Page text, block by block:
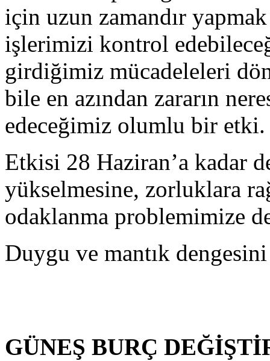
için uzun zamandır
işlerimizi kontrol
girdiğimiz mücadeleleri
bile en azından zararın
edeceğimiz olumlu bir etki.
Etkisi 28 Haziran’a kadar
yükselmesine, zorluklara
odaklanma problemimize
Duygu ve mantık
GÜNEŞ BURÇ